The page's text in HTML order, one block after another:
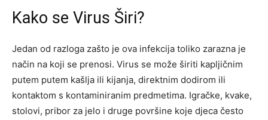
Kako se Virus Širi?
Jedan od razloga zašto je ova infekcija toliko zarazna je
način na koji se prenosi. Virus se može širiti kapljičnim
putem putem kašlja ili kijanja, direktnim dodirom ili
kontaktom s kontaminiranim predmetima. Igračke, kvake,
stolovi, pribor za jelo i druge površine koje djeca često